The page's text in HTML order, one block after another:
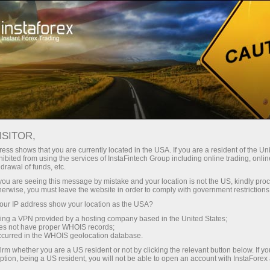
انسٹا فاریکس کے ساتھ، آپ
حاصل کرتے ہیں: 1:5000 تک کا فائدہ،
مارکیٹ میں کچھ بہترین اسپریڈز اور
کمیشنز، اور ٹریڈنگ اسٹاک اور انڈیکس
کے لیے فائدہ مند حالات۔
مختصر
30% بونس
ہر ڈیپازٹ پر
رفتار
تجارت اور ہائی ویز پر
shows that you are currently located in the USA. If you are a resident of the
from using the services of InstaFintech Group including online trading,
of funds, etc.
are seeing this message by mistake and your location is not the US, kindly
you must leave the website in order to comply with government
IP address show your location as the USA?
a VPN provided by a hosting company based in the United States;
not have proper WHOIS records;
in the WHOIS geolocation database.
whether you are a US resident or not by clicking the relevant button below. If
being a US resident, you will not be able to open an account with InstaForex